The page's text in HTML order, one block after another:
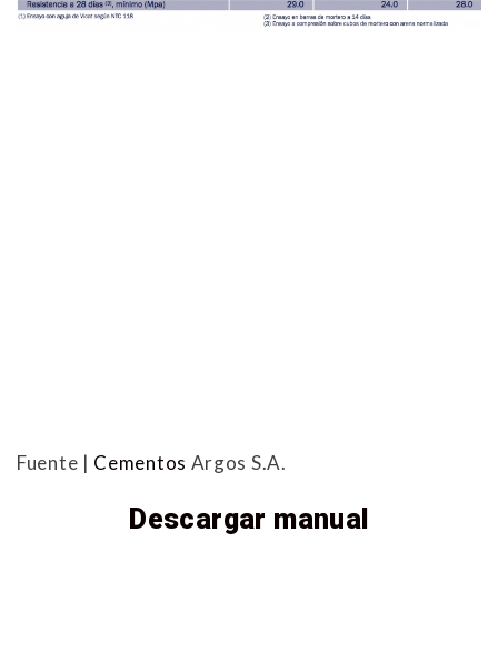
Fuente | Cementos Argos S.A.
Descargar manual